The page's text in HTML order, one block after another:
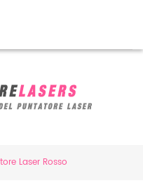
Laser Rosso